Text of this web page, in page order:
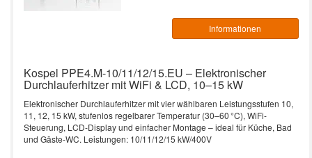
Informationen
Kospel PPE4.M-10/11/12/15.EU – Elektronischer
Durchlauferhitzer mit WiFi & LCD, 10–15 kW
Elektronischer Durchlauferhitzer mit vier wählbaren Leistungsstufen 10,
11, 12, 15 kW, stufenlos regelbarer Temperatur (30–60 °C), WiFi-
Steuerung, LCD-Display und einfacher Montage – ideal für Küche, Bad
und Gäste-WC. Leistungen: 10/11/12/15 kW/400V